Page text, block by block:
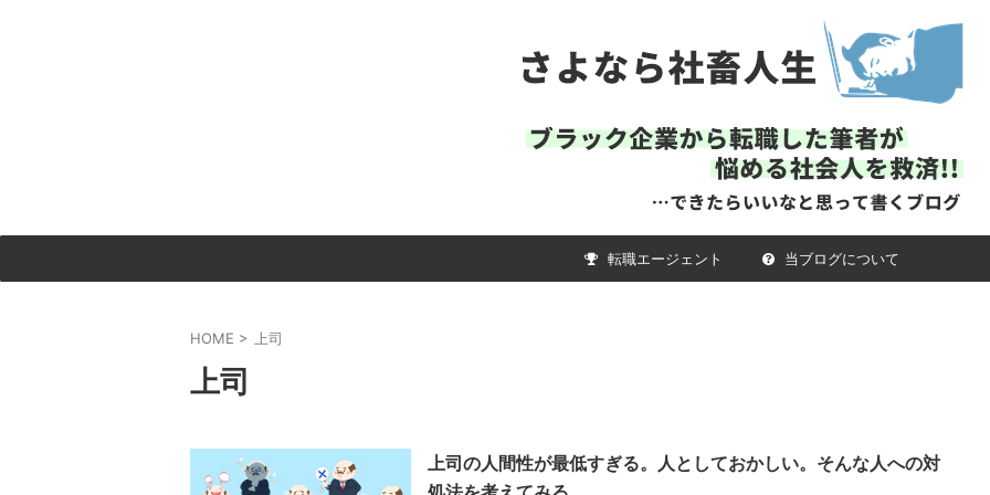
転職エージェント 当ブログについて
HOME > 上司
上司
上司の人間性が最低すぎる。人としておかしい。そんな人への対